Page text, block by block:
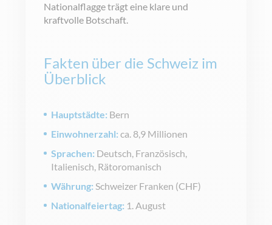
Nationalflagge trägt eine klare und
kraftvolle Botschaft.
Fakten über die Schweiz im
Überblick
Hauptstädte: Bern
Einwohnerzahl: ca. 8,9 Millionen
Sprachen: Deutsch, Französisch,
Italienisch, Rätoromanisch
Währung: Schweizer Franken (CHF)
Nationalfeiertag: 1. August